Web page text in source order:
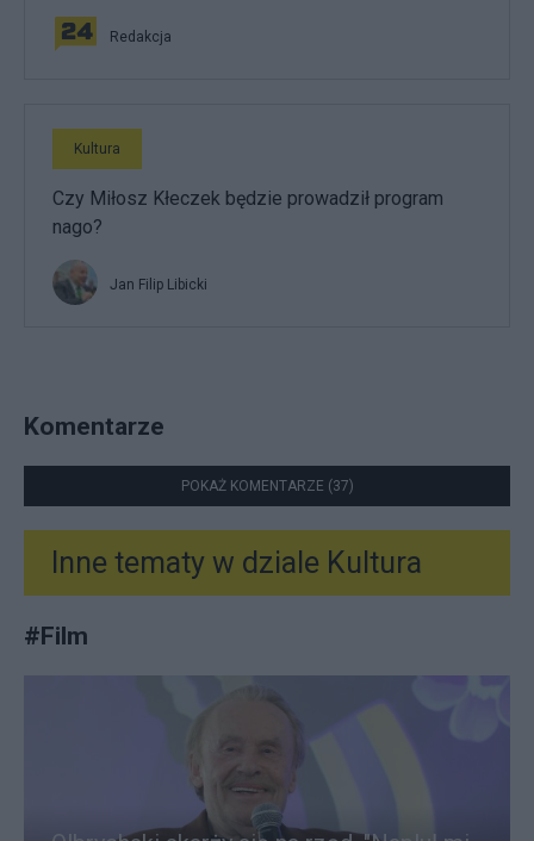
Redakcja
Kultura
Czy Miłosz Kłeczek będzie prowadził program
nago?
Jan Filip Libicki
Komentarze
POKAŻ KOMENTARZE (37)
Inne tematy w dziale Kultura
#Film